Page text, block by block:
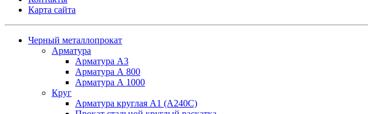
Карта сайта
Черный металлопрокат
Арматура
Арматура А3
Арматура А 800
Арматура А 1000
Круг
Арматура круглая А1 (А240C)